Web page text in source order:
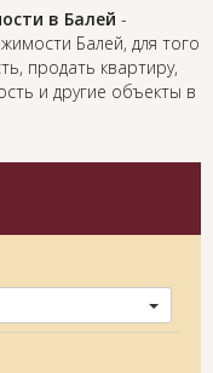
в Балей -
Балей, для того
продать квартиру,
и другие объекты в